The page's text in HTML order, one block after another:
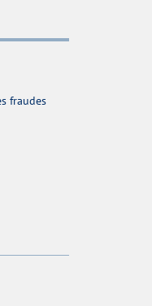
fraudes